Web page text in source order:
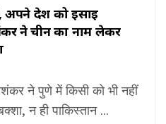
हैं, अपने देश को ईसाई
ने चीन का नाम लेकर
ने पुणे में किसी को भी नहीं
न ही पाकिस्तान ...